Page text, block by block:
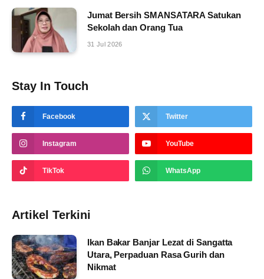
Jumat Bersih SMANSATARA Satukan
Sekolah dan Orang Tua
31 Jul 2026
Stay In Touch
Facebook Twitter
Instagram YouTube
TikTok WhatsApp
Artikel Terkini
Ikan Bakar Banjar Lezat di Sangatta
Utara, Perpaduan Rasa Gurih dan
Nikmat